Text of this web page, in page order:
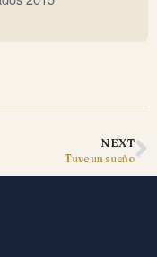
NEXT
Tuve un sueño